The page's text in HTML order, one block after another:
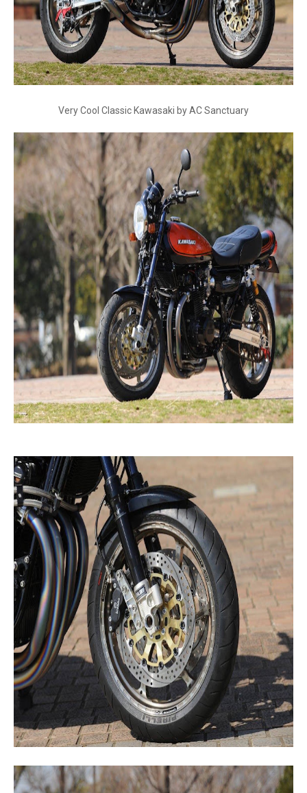
Very Cool Classic Kawasaki by AC Sanctuary